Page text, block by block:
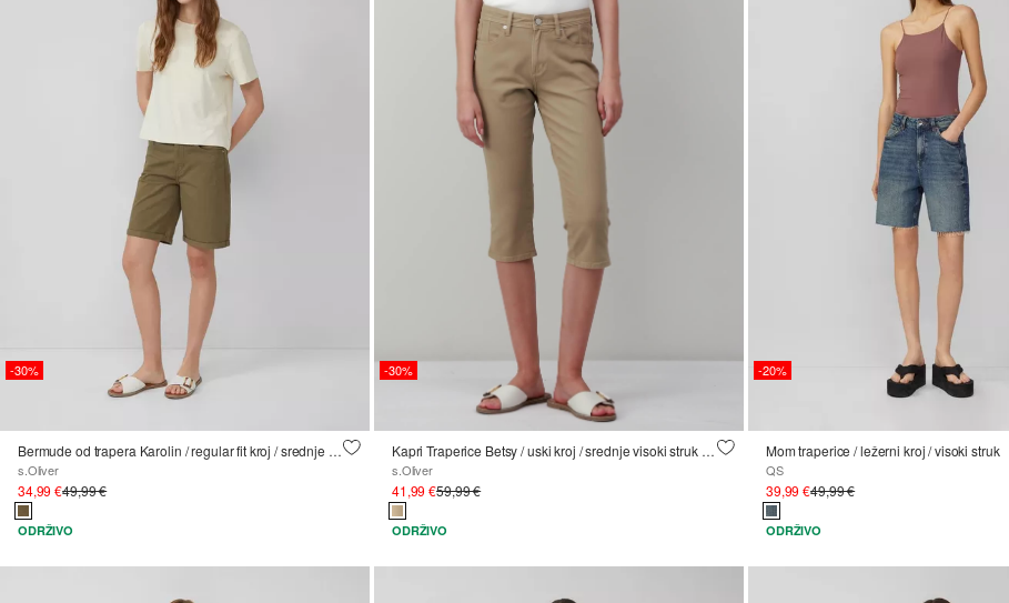
-30%
Bermude od trapera Karolin / regular fit kroj / srednje visoki struk
s.Oliver
34,99 €49,99 €
ODRŽIVO
-30%
Kapri Traperice Betsy / uski kroj / srednje visoki struk / uske nogavice
s.Oliver
41,99 €59,99 €
ODRŽIVO
-20%
Mom traperice / ležerni kroj / visoki struk
QS
39,99 €49,99 €
ODRŽIVO